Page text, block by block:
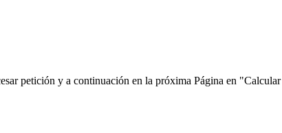
petición y a continuación en la próxima Página en